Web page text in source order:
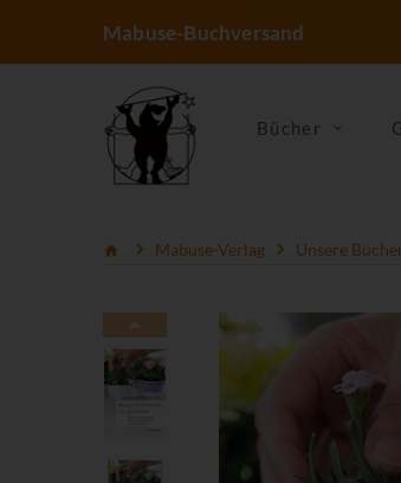
Mabuse-Buchversand
Bücher
Mabuse-Verlag Unsere